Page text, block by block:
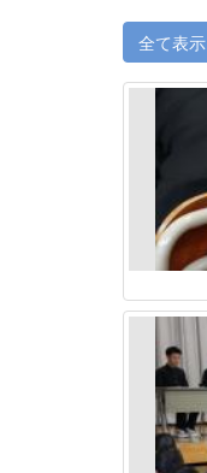
全て表示